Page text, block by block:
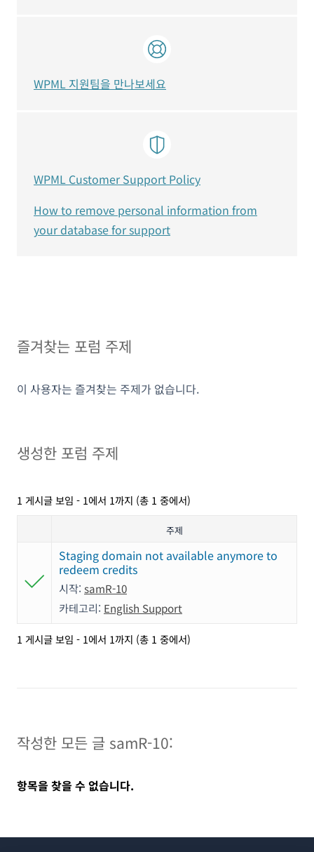
즐겨찾는 포럼 주제
이 사용자는 즐겨찾는 주제가 없습니다.
생성한 포럼 주제
1 게시글 보임 - 1에서 1까지 (총 1 중에서)
주제
Staging domain not available anymore to
redeem credits
시작: samR-10
카테고리: English Support
1 게시글 보임 - 1에서 1까지 (총 1 중에서)
작성한 모든 글 samR-10:
항목을 찾을 수 없습니다.
WPML 지원팀을 만나보세요
WPML Customer Support Policy
How to remove personal information from
your database for support